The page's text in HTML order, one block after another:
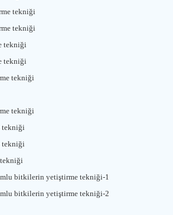
tekniği
tekniği
tekniği
tekniği
tekniği
tekniği
tekniği
tekniği
bitkilerin yetiştirme tekniği-1
bitkilerin yetiştirme tekniği-2